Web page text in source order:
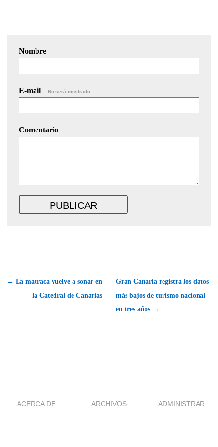
Nombre
E-mail No será mostrado.
Comentario
← La matraca vuelve a sonar en
la Catedral de Canarias
Gran Canaria registra los datos
más bajos de turismo nacional
en tres años →
ACERCA DE ARCHIVOS ADMINISTRAR